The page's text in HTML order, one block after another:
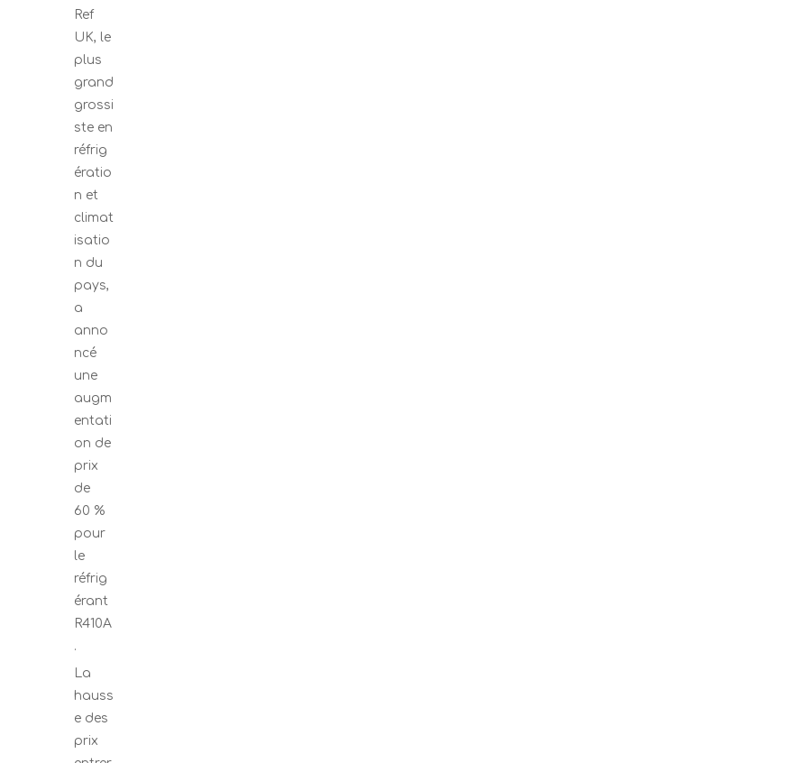
Ref
UK, le
plus
grand
grossi
ste en
réfrig
ératio
n et
climat
isatio
n du
pays,
a
anno
ncé
une
augm
entati
on de
prix
de
60 %
pour
le
réfrig
érant
R410A
.
La
hauss
e des
prix